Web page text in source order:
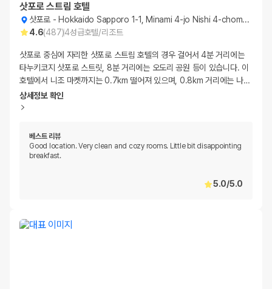
삿포로 스트림 호텔
삿포로 - Hokkaido Sapporo 1-1, Minami 4-jo Nishi 4-chome, Chuo-ku
4.6(487)4성급호텔/리조트
삿포로 중심에 자리한 삿포로 스트림 호텔의 경우 걸어서 4분 거리에는
타누키코지 삿포로 스트릿, 8분 거리에는 오도리 공원 등이 있습니다. 이
호텔에서 니조 마켓까지는 0.7km 떨어져 있으며, 0.8km 거리에는 나…
상세정보 확인
베스트 리뷰
Good location. Very clean and cozy rooms. Little bit disappointing
breakfast.
5.0/5.0